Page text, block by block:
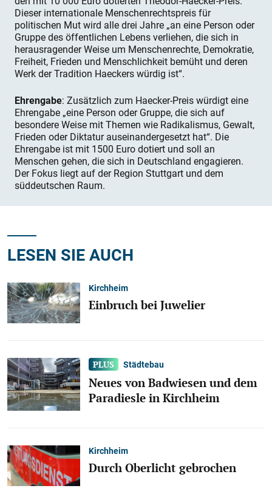
Dieser internationale Menschenrechtspreis für
politischen Mut wird alle drei Jahre „an eine Person oder
Gruppe des öffentlichen Lebens verliehen, die sich in
herausragender Weise um Menschenrechte, Demokratie,
Freiheit, Frieden und Menschlichkeit bemüht und deren
Werk der Tradition Haeckers würdig ist“.
Ehrengabe: Zusätzlich zum Haecker-Preis würdigt eine
Ehrengabe „eine Person oder Gruppe, die sich auf
besondere Weise mit Themen wie Radikalismus, Gewalt,
Frieden oder Diktatur auseinandergesetzt hat“. Die
Ehrengabe ist mit 1500 Euro dotiert und soll an
Menschen gehen, die sich in Deutschland engagieren.
Der Fokus liegt auf der Region Stuttgart und dem
süddeutschen Raum.
LESEN SIE AUCH
Kirchheim
Einbruch bei Juwelier
Städtebau
Neues von Badwiesen und dem
Paradiesle in Kirchheim
Kirchheim
Durch Oberlicht gebrochen